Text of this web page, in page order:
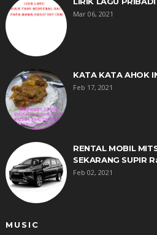
Mar 06, 2021
KATA KATA AHOK
Feb 17, 2021
RENTAL MOBIL
SEKARANG SUPIR
Feb 02, 2021
MUSIC